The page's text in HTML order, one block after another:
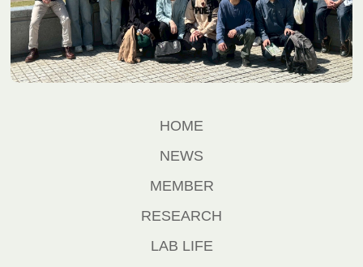
HOME
NEWS
MEMBER
RESEARCH
LAB LIFE